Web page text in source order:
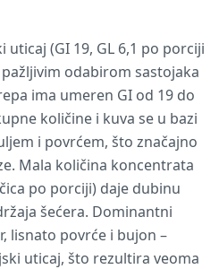
(GI 19, GL 6,1 po porciji
odabirom sastojaka
ima umeren GI od 19 do
količine i kuva se u bazi
i povrćem, što značajno
Mala količina koncentrata
po porciji) daje dubinu
šećera. Dominantni
lisnato povrće i bujon –
uticaj, što rezultira veoma